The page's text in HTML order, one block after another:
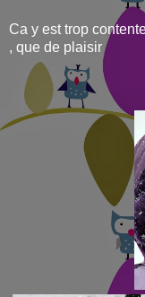
Ca y est trop
, que de plaisir